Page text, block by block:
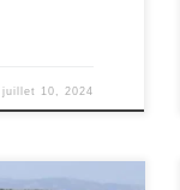
juillet 10, 2024